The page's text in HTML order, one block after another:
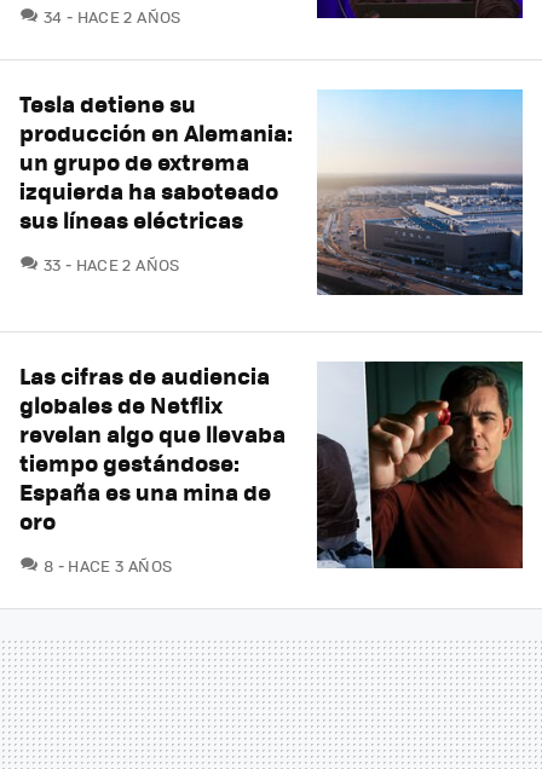
34 COMENTARIOS
HACE 2 AÑOS
Tesla detiene su
producción en Alemania:
un grupo de extrema
izquierda ha saboteado
sus líneas eléctricas
33 COMENTARIOS
HACE 2 AÑOS
Las cifras de audiencia
globales de Netflix
revelan algo que llevaba
tiempo gestándose:
España es una mina de
oro
8 COMENTARIOS
HACE 3 AÑOS